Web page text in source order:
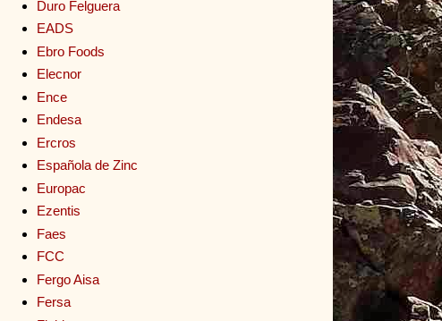
Duro Felguera
EADS
Ebro Foods
Elecnor
Ence
Endesa
Ercros
Española de Zinc
Europac
Ezentis
Faes
FCC
Fergo Aisa
Fersa